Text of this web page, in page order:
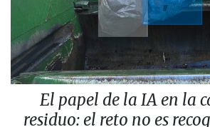
El papel de la IA en la
residuo: el reto no es